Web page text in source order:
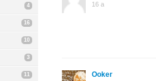
4
16
10
3
11
16 a
Ooker